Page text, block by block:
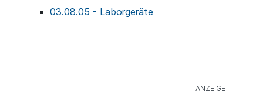
03.08.05 - Laborgeräte